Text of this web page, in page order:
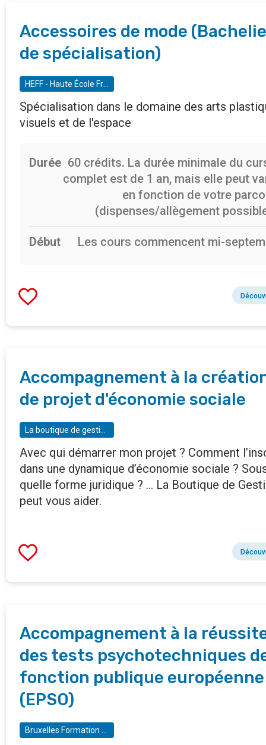
Accessoires de mode
de spécialisation)
Spécialisation dans le domaine des arts
visuels et de l'espace
Durée 60 crédits. La durée minimale du
complet est de 1 an, mais elle peut
en fonction de votre
(dispenses/allègement
Début Les cours commencent mi-
Accompagnement à la
de projet d'économie sociale
Avec qui démarrer mon projet ? Comment
dans une dynamique d’économie sociale ?
quelle forme juridique ? ... La Boutique de
peut vous aider.
Accompagnement à la
des tests psychotechniques
fonction publique européenne
(EPSO)